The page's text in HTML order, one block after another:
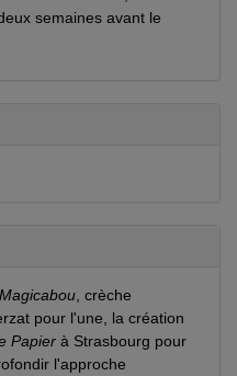
semaines avant le
Magicabou crèche
pour l'une, la création
Papier à Strasbourg pour
l'approche